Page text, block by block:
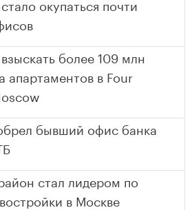
окупаться почти
более 109 млн
апартаментов в Four
бывший офис банка
стал лидером по
в Москве